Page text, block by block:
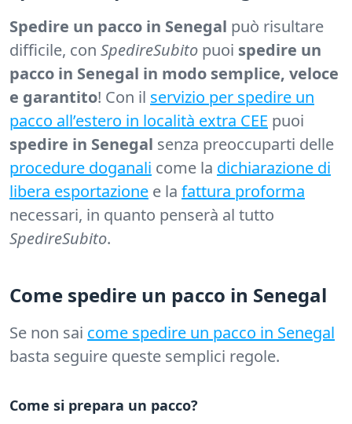
Spedire un pacco in Senegal può risultare
difficile, con SpedireSubito puoi spedire un
pacco in Senegal in modo semplice, veloce
e garantito! Con il servizio per spedire un
pacco all’estero in località extra CEE puoi
spedire in Senegal senza preoccuparti delle
procedure doganali come la dichiarazione di
libera esportazione e la fattura proforma
necessari, in quanto penserà al tutto
SpedireSubito.
Come spedire un pacco in Senegal
Se non sai come spedire un pacco in Senegal
basta seguire queste semplici regole.
Come si prepara un pacco?